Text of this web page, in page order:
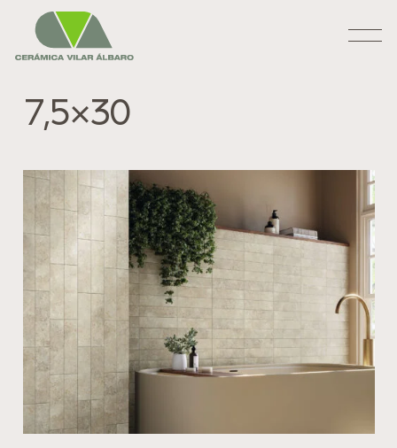
7,5×30